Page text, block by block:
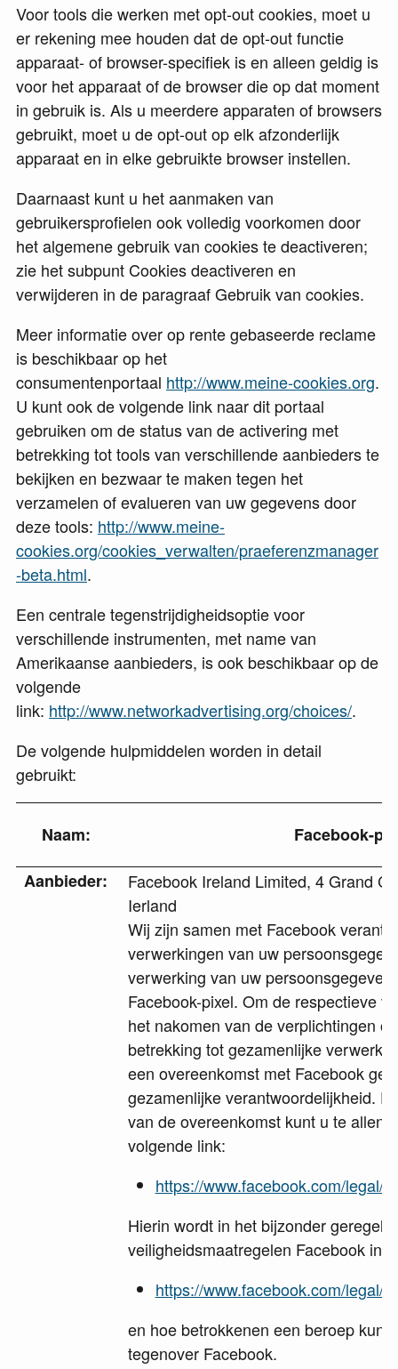
Voor tools die werken met opt-out cookies, moet u
er rekening mee houden dat de opt-out functie
apparaat- of browser-specifiek is en alleen geldig is
voor het apparaat of de browser die op dat moment
in gebruik is. Als u meerdere apparaten of browsers
gebruikt, moet u de opt-out op elk afzonderlijk
apparaat en in elke gebruikte browser instellen.
Daarnaast kunt u het aanmaken van
gebruikersprofielen ook volledig voorkomen door
het algemene gebruik van cookies te deactiveren;
zie het subpunt Cookies deactiveren en
verwijderen in de paragraaf Gebruik van cookies.
Meer informatie over op rente gebaseerde reclame
is beschikbaar op het
consumentenportaal http://www.meine-cookies.org.
U kunt ook de volgende link naar dit portaal
gebruiken om de status van de activering met
betrekking tot tools van verschillende aanbieders te
bekijken en bezwaar te maken tegen het
verzamelen of evalueren van uw gegevens door
deze tools: http://www.meine-
cookies.org/cookies_verwalten/praeferenzmanager
-beta.html.
Een centrale tegenstrijdigheidsoptie voor
verschillende instrumenten, met name van
Amerikaanse aanbieders, is ook beschikbaar op de
volgende
link: http://www.networkadvertising.org/choices/.
De volgende hulpmiddelen worden in detail
gebruikt:
Naam:
Facebook-
Aanbieder:
Facebook Ireland Limited, 4 Grand
Ierland
Wij zijn samen met Facebook
verwerkingen van uw
verwerking van uw
Facebook-pixel. Om de respectieve
het nakomen van de verplichtingen
betrekking tot gezamenlijke
een overeenkomst met Facebook
gezamenlijke verantwoordelijkheid.
van de overeenkomst kunt u te allen
volgende link:
https://www.facebook.com/legal/
Hierin wordt in het bijzonder geregeld
veiligheidsmaatregelen Facebook in
https://www.facebook.com/legal/
en hoe betrokkenen een beroep
tegenover Facebook.